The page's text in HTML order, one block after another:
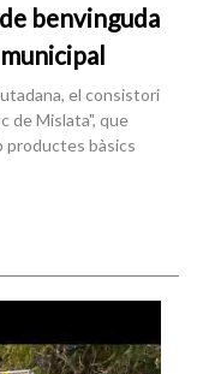
benvinguda
el consistori
de Mislata", que
productes bàsics